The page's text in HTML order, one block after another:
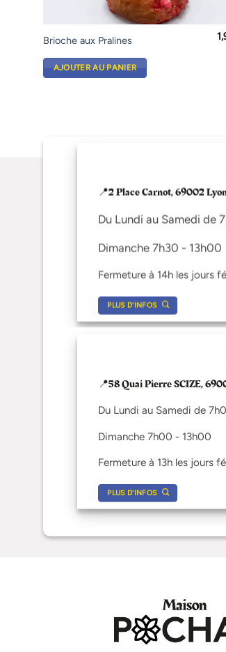
Brioche aux Pralines
AJOUTER AU PANIER
📍2 Place Carnot, 69002
Du Lundi au Samedi de
Dimanche 7h30 - 13h00
Fermeture à 14h les jours
PLUS D'INFOS
📍58 Quai Pierre SCIZE,
Du Lundi au Samedi de
Dimanche 7h00 - 13h00
Fermeture à 13h les jours
PLUS D'INFOS